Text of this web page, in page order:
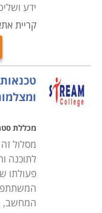
והתשלום קשור
מעט קורסים בתחום
לחיילים משוחררים
מחפשים עוד מידע
קרא בקטגורית
בחר את הקורס
אליך בהקדם.
ידע
קריית
מכללת
מסלול
לתוכנה
פעולתו
המחשב,